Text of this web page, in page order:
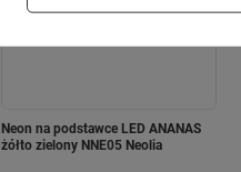
Neon na podstawce LED ANANAS
żółto zielony NNE05 Neolia